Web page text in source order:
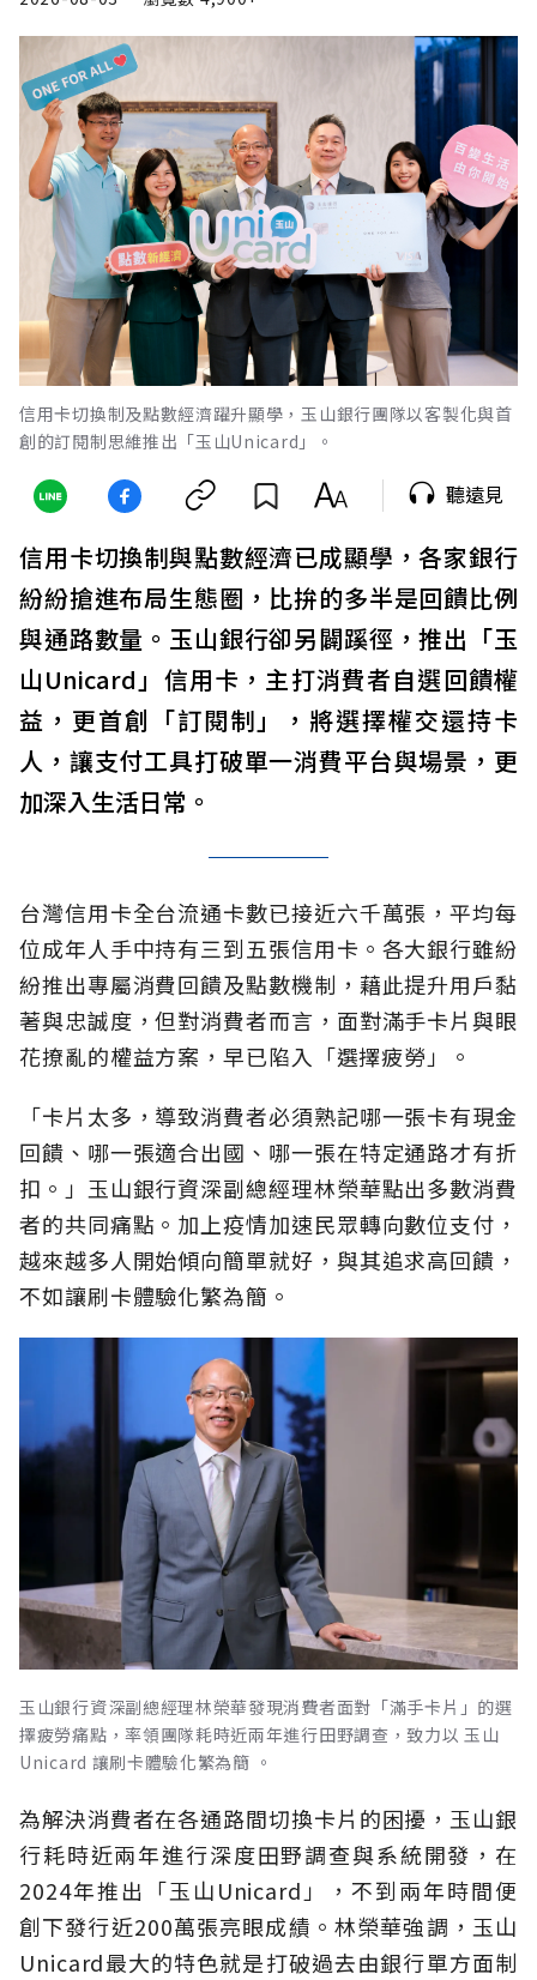
信用卡切換制及點數經濟躍升顯學，玉山銀行團隊以客製化與首
創的訂閱制思維推出「玉山Unicard」。
聽遠見
信用卡切換制與點數經濟已成顯學，各家銀行
紛紛搶進布局生態圈，比拚的多半是回饋比例
與通路數量。玉山銀行卻另闢蹊徑，推出「玉
山Unicard」信用卡，主打消費者自選回饋權
益，更首創「訂閱制」，將選擇權交還持卡
人，讓支付工具打破單一消費平台與場景，更
加深入生活日常。
台灣信用卡全台流通卡數已接近六千萬張，平均每
位成年人手中持有三到五張信用卡。各大銀行雖紛
紛推出專屬消費回饋及點數機制，藉此提升用戶黏
著與忠誠度，但對消費者而言，面對滿手卡片與眼
花撩亂的權益方案，早已陷入「選擇疲勞」。
「卡片太多，導致消費者必須熟記哪一張卡有現金
回饋、哪一張適合出國、哪一張在特定通路才有折
扣。」玉山銀行資深副總經理林榮華點出多數消費
者的共同痛點。加上疫情加速民眾轉向數位支付，
越來越多人開始傾向簡單就好，與其追求高回饋，
不如讓刷卡體驗化繁為簡。
玉山銀行資深副總經理林榮華發現消費者面對「滿手卡片」的選
擇疲勞痛點，率領團隊耗時近兩年進行田野調查，致力以 玉山
Unicard 讓刷卡體驗化繁為簡 。
為解決消費者在各通路間切換卡片的困擾，玉山銀
行耗時近兩年進行深度田野調查與系統開發，在
2024年推出「玉山Unicard」，不到兩年時間便
創下發行近200萬張亮眼成績。林榮華強調，玉山
Unicard最大的特色就是打破過去由銀行單方面制